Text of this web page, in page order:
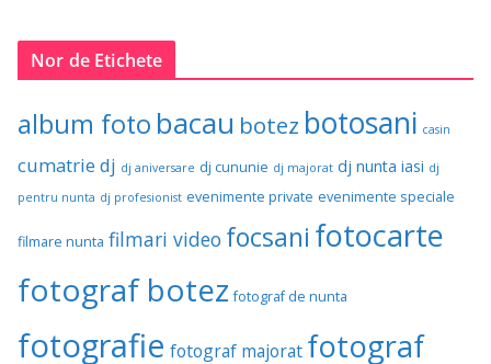
Nor de Etichete
album foto bacau botez botosani casin
cumatrie dj dj aniversare dj cununie dj majorat dj nunta iasi dj
pentru nunta dj profesionist evenimente private evenimente speciale
filmare nunta filmari video focsani fotocarte
fotograf botez fotograf de nunta
fotografie fotograf majorat fotograf